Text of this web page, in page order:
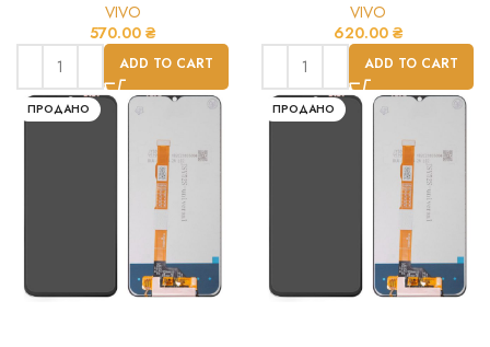
VIVO
570.00 ₴
ADD TO CART
VIVO
620.00 ₴
ADD TO CART
ПРОДАНО ПРОДАНО